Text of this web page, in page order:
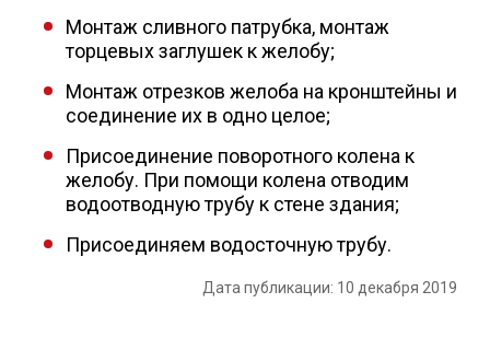
Монтаж сливного патрубка, монтаж
торцевых заглушек к желобу;
Монтаж отрезков желоба на кронштейны и
соединение их в одно целое;
Присоединение поворотного колена к
желобу. При помощи колена отводим
водоотводную трубу к стене здания;
Присоединяем водосточную трубу.
Дата публикации: 10 декабря 2019